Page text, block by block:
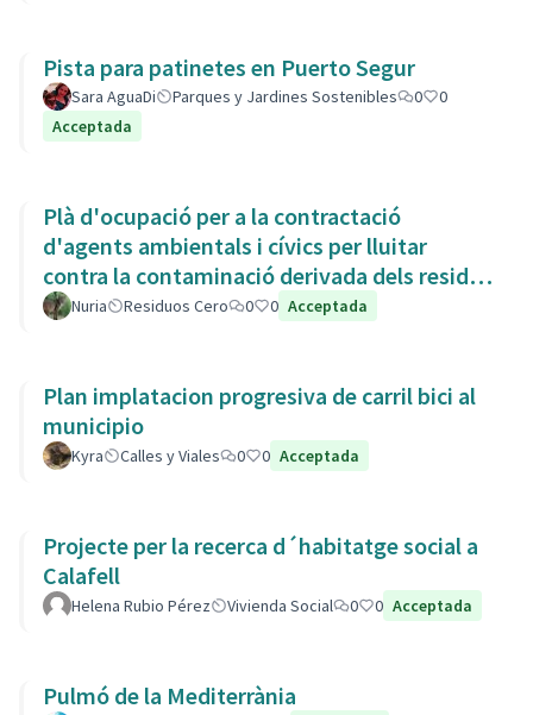
Pista para patinetes en Puerto Segur
Sara AguaDi Parques y Jardines Sostenibles 0
0
Acceptada
Plà d'ocupació per a la contractació
d'agents ambientals i cívics per lluitar
contra la contaminació derivada dels residus
de la Còvid-19
Nuria Residuos Cero 0 0 Acceptada
Plan implatacion progresiva de carril bici al
municipio
Kyra Calles y Viales 0 0 Acceptada
Projecte per la recerca d´habitatge social a
Calafell
Helena Rubio Pérez Vivienda Social 0 0 Acceptada
Pulmó de la Mediterrània